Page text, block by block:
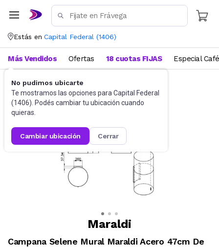
Estás en Capital Federal (1406)
No pudimos ubicarte
Te mostramos las opciones para Capital Federal
(1406). Podés cambiar tu ubicación cuando
quieras.
cambiar ubicación cerrar
Más Vendidos Ofertas 18 cuotas FIJAS Especial Café
Cocina Campanas
Maraldi
Campana Selene Mural Maraldi Acero 47cm De